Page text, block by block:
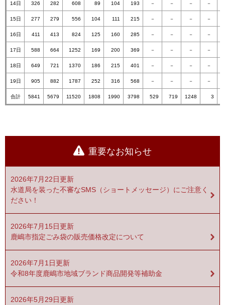
14日 326 282 608 89 104 193 － － － －
15日 277 279 556 104 111 215 － － － －
16日 411 413 824 125 160 285 － － － －
17日 588 664 1252 169 200 369 － － － －
18日 649 721 1370 186 215 401 －​ －​ －​ －
19日 905 882 1787 252 316 568 － － － －
合計 5841 5679 11520 1808 1990 3798 529 719 1248 3
重要なお知らせ
2026年7月22日更新
水道局を装った不審なSMS（ショートメッセージ）にご注意く
ださい！
2026年7月15日更新
鹿嶋市指定ごみ袋の販売価格改定について
2026年7月1日更新
令和8年度鹿嶋市地域ブランド商品開発等補助金
2026年5月29日更新